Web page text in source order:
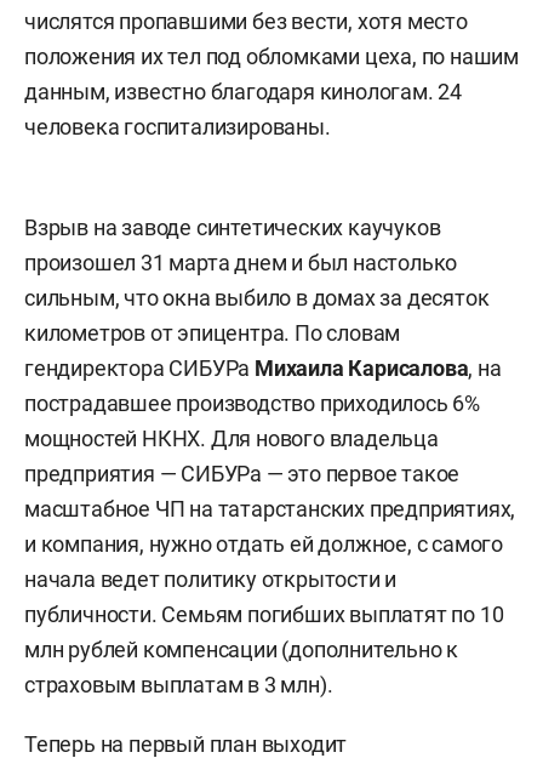
числятся пропавшими без вести, хотя место
положения их тел под обломками цеха, по нашим
данным, известно благодаря кинологам. 24
человека госпитализированы.
Взрыв на заводе синтетических каучуков
произошел 31 марта днем и был настолько
сильным, что окна выбило в домах за десяток
километров от эпицентра. По словам
гендиректора СИБУРа Михаила Карисалова, на
пострадавшее производство приходилось 6%
мощностей НКНХ. Для нового владельца
предприятия — СИБУРа — это первое такое
масштабное ЧП на татарстанских предприятиях,
и компания, нужно отдать ей должное, с самого
начала ведет политику открытости и
публичности. Семьям погибших выплатят по 10
млн рублей компенсации (дополнительно к
страховым выплатам в 3 млн).
Теперь на первый план выходит